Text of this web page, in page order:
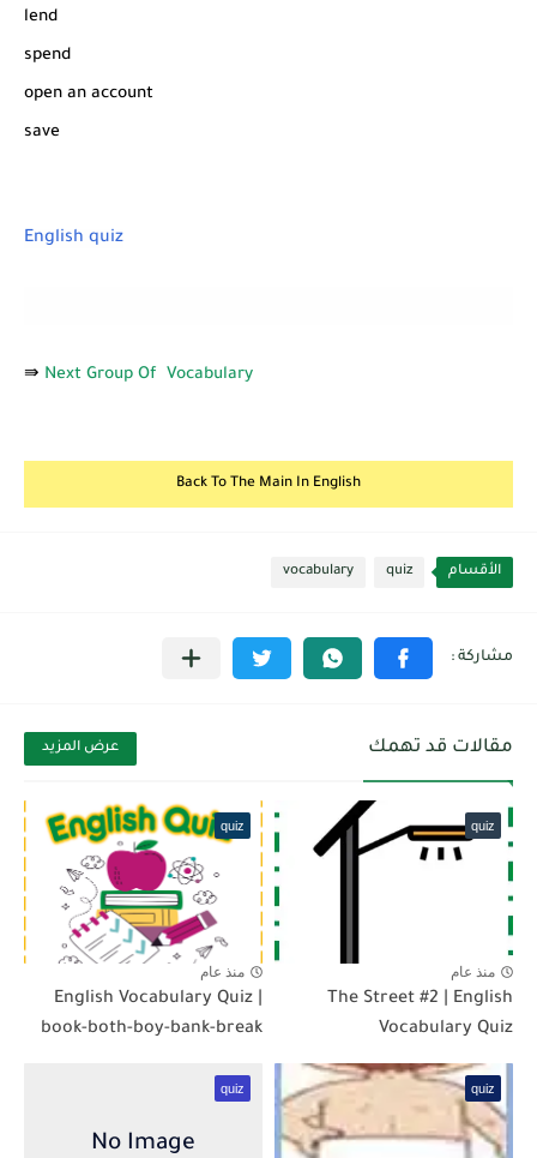
lend
spend
open an account
save
English quiz
⇛ Next Group Of Vocabulary
Back To The Main In English
الأقسام quiz
vocabulary
مقالات قد تهمك عرض المزيد
quiz
منذ عام
The Street #2 | English
Vocabulary Quiz
quiz
منذ عام
English Vocabulary Quiz |
book-both-boy-bank-break
quiz
quiz